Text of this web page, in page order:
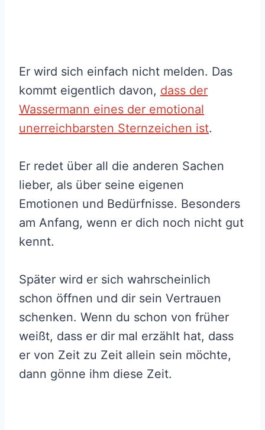
Er wird sich einfach nicht melden. Das
kommt eigentlich davon, dass der
Wassermann eines der emotional
unerreichbarsten Sternzeichen ist.
Er redet über all die anderen Sachen
lieber, als über seine eigenen
Emotionen und Bedürfnisse. Besonders
am Anfang, wenn er dich noch nicht gut
kennt.
Später wird er sich wahrscheinlich
schon öffnen und dir sein Vertrauen
schenken. Wenn du schon von früher
weißt, dass er dir mal erzählt hat, dass
er von Zeit zu Zeit allein sein möchte,
dann gönne ihm diese Zeit.